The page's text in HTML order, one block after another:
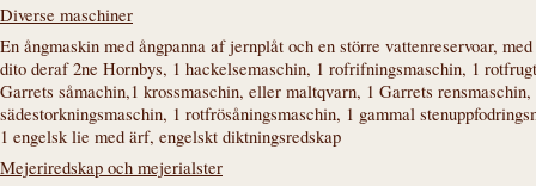
Diverse maschiner
En ångmaskin med ångpanna af jernplåt och en större vattenreservoar,
dito deraf 2ne Hornbys, 1 hackelsemaschin, 1 rofrifningsmaschin, 1
Garrets såmachin,1 krossmaschin, eller maltqvarn, 1 Garrets
sädestorkningsmaschin, 1 rotfrösåningsmaschin, 1 gammal
1 engelsk lie med ärf, engelskt diktningsredskap
Mejeriredskap och mejerialster